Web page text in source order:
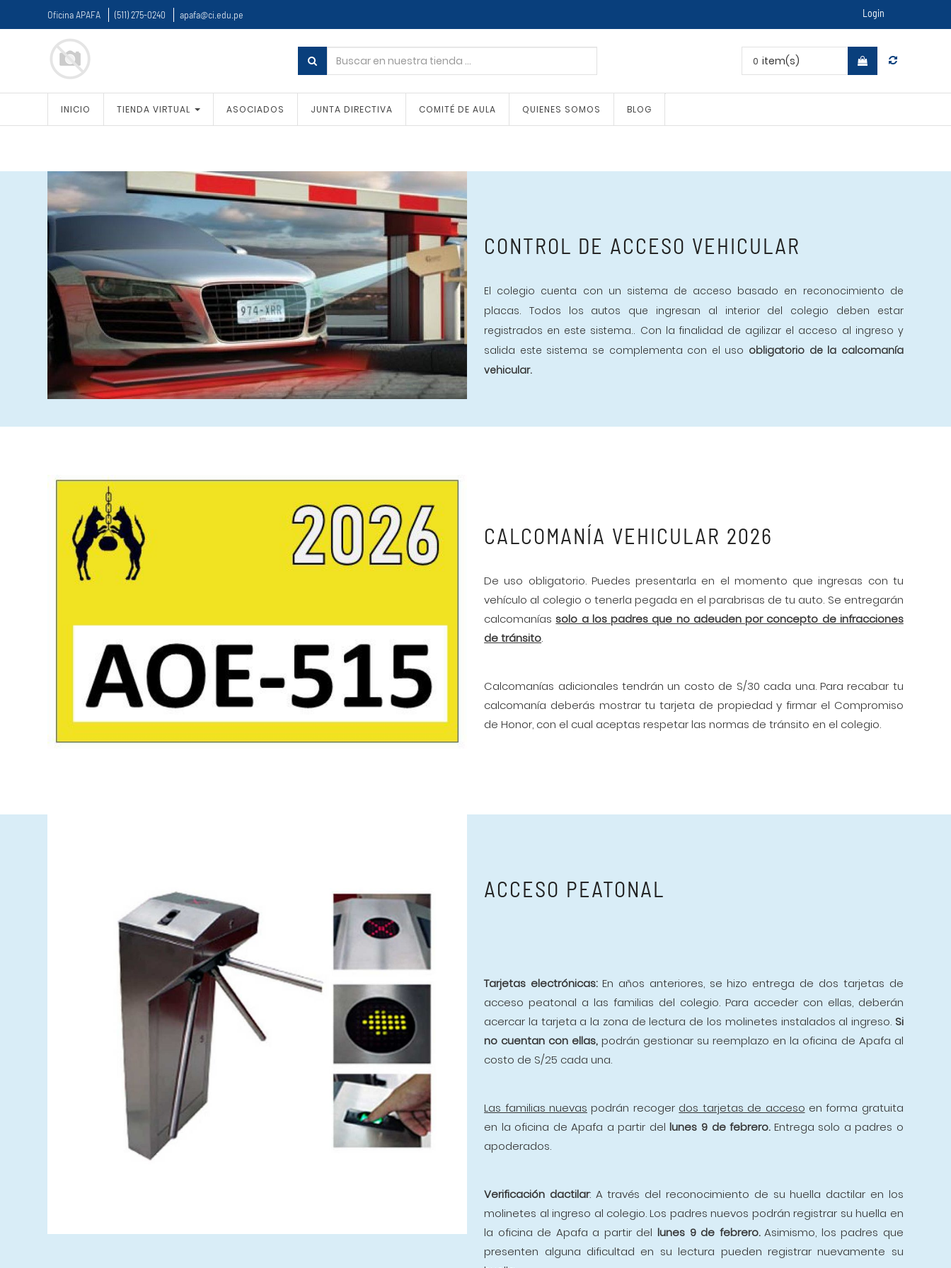
Oficina APAFA (511) 275-0240 apafa@ci.edu.pe Login
0 item(s)
INICIO TIENDA VIRTUAL ASOCIADOS JUNTA DIRECTIVA COMITÉ DE AULA QUIENES SOMOS BLOG
CONTROL DE ACCESO VEHICULAR
El colegio cuenta con un sistema de acceso basado en reconocimiento de
placas. Todos los autos que ingresan al interior del colegio deben estar
registrados en este sistema.. Con la finalidad de agilizar el acceso al ingreso y
salida este sistema se complementa con el uso obligatorio de la calcomanía
vehicular.
CALCOMANÍA VEHICULAR 2026
De uso obligatorio. Puedes presentarla en el momento que ingresas con tu
vehículo al colegio o tenerla pegada en el parabrisas de tu auto. Se entregarán
calcomanías solo a los padres que no adeuden por concepto de infracciones
de tránsito.
Calcomanías adicionales tendrán un costo de S/30 cada una. Para recabar tu
calcomanía deberás mostrar tu tarjeta de propiedad y firmar el Compromiso
de Honor, con el cual aceptas respetar las normas de tránsito en el colegio.
ACCESO PEATONAL
Tarjetas electrónicas:En años anteriores, se hizo entrega de dos tarjetas de
acceso peatonal a las familias del colegio. Para acceder con ellas, deberán
acercar la tarjeta a la zona de lectura de los molinetes instalados al ingreso. Si
no cuentan con ellas,podrán gestionar su reemplazo en la oficina de Apafa al
costo de S/25 cada una.
Las familias nuevas podrán recoger dos tarjetas de acceso en forma gratuita
en la oficina de Apafa a partir dellunes 9 de febrero. Entrega solo a padres o
apoderados.
Verificación dactilar: A través del reconocimiento de su huella dactilar en los
molinetes al ingreso al colegio. Los padres nuevos podrán registrar su huella en
la oficina de Apafa a partir del lunes 9 de febrero.Asimismo, los padres que
presenten alguna dificultad en su lectura pueden registrar nuevamente su